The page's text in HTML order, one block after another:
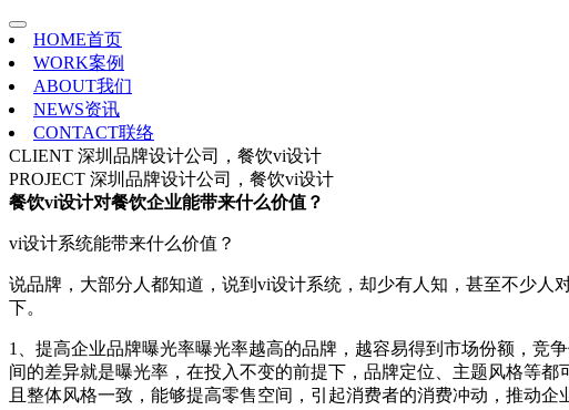
HOME首页
WORK案例
ABOUT我们
NEWS资讯
CONTACT联络
CLIENT 深圳品牌设计公司，餐饮vi设计
PROJECT 深圳品牌设计公司，餐饮vi设计
餐饮vi设计对餐饮企业能带来什么价值？
vi设计系统能带来什么价值？
说品牌，大部分人都知道，说到vi设计系统，却少有人知，甚至不少
下。
1、提高企业品牌曝光率曝光率越高的品牌，越容易得到市场份额，竞
间的差异就是曝光率，在投入不变的前提下，品牌定位、主题风格等
且整体风格一致，能够提高零售空间，引起消费者的消费冲动，推动企